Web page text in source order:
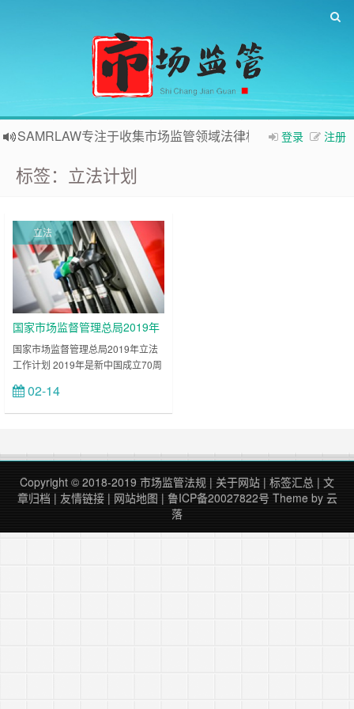
登录 注册
SAMRLAW专注于收集市场监管领域法律相关内容
标签：立法计划
立法
国家市场监督管理总局2019年
立法工作计划
国家市场监督管理总局2019年立法
工作计划 2019年是新中国成立70周
年。市场监管总局的立法工作将继续
深入贯彻落实习近平总书记关于全面
坚持党……
02-14
Copyright © 2018-2019 市场监管法规 | 关于网站 | 标签汇总 | 文
章归档 | 友情链接| 网站地图 | 鲁ICP备20027822号 Theme by 云
落